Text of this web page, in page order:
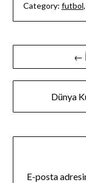
Category: futbol,
Yazı
gezinmesi
←
Dünya
E-posta